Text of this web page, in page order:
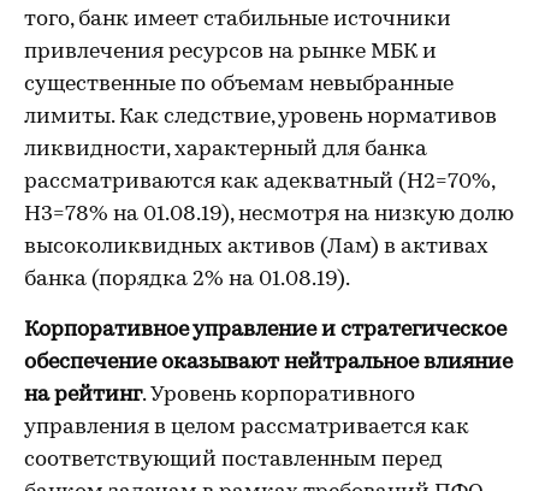
того, банк имеет стабильные источники
привлечения ресурсов на рынке МБК и
существенные по объемам невыбранные
лимиты. Как следствие, уровень нормативов
ликвидности, характерный для банка
рассматриваются как адекватный (Н2=70%,
Н3=78% на 01.08.19), несмотря на низкую долю
высоколиквидных активов (Лам) в активах
банка (порядка 2% на 01.08.19).
Корпоративное управление и стратегическое
обеспечение оказывают нейтральное влияние
на рейтинг. Уровень корпоративного
управления в целом рассматривается как
соответствующий поставленным перед